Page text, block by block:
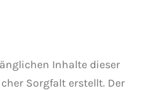
Inhalte dieser
Sorgfalt erstellt. Der